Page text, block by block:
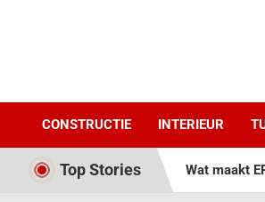
CONSTRUCTIE INTERIEUR
Top Stories Wat maakt